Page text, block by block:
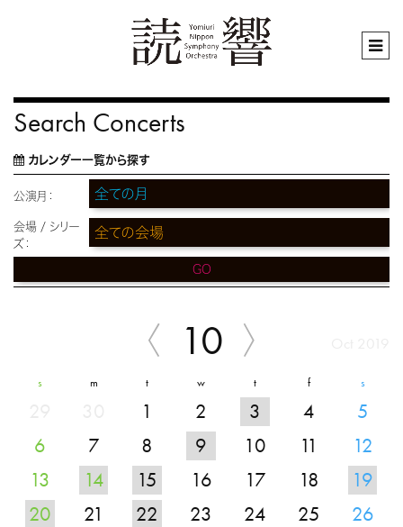
Search Concerts
カレンダー一覧から探す
公演月：
会場 / シリー
ズ：
GO
10
s m t w t f s
1 2 3 4
5
6
7 8 9 10 11
12
13
14 15 16 17 18
19
20
21 22 23 24 25
26